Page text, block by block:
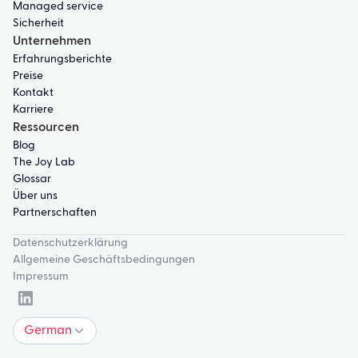
Managed service
Sicherheit
Unternehmen
Erfahrungsberichte
Preise
Kontakt
Karriere
Ressourcen
Blog
The Joy Lab
Glossar
Über uns
Partnerschaften
Datenschutzerklärung
Allgemeine Geschäftsbedingungen
Impressum
German